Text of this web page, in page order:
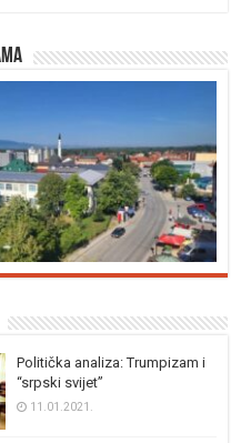
Politička analiza: Trumpizam i
“srpski svijet”
11.01.2021.